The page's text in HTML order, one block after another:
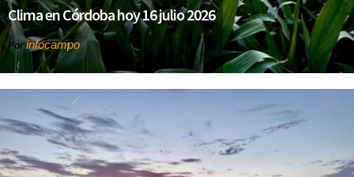
Clima en Córdoba hoy 16 julio 2026
Por infocampo